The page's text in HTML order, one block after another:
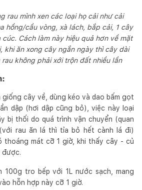
rau mình xen các loại họ cải như cải
hồng/cầu vòng, xà lách, bắp cải, 1 cây
cúc. Cách làm này hiệu quả hơn về mặt
khi ăn xong cây ngắn ngày thì cây dài
không phải xới trộn đất nhiều lần
giống cây về, dùng kéo và dao bấm gọt
dập (hơi dập cũng bỏ), việc này loại
bị thối do quá trình vận chuyển (quan
rau ăn lá thì tỉa bỏ hết cành lá đi)
thoáng mát cỡ 1 giờ, khi thấy cây - củ
được.
100g tro bếp với 1L nước sạch, mang
hỗn hợp này cỡ 1 giờ.